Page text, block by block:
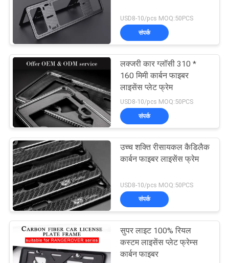
PRIVACY
POLICY
USD8-10/pcs MOQ:50PCS
संपर्क
लक्जरी कार ग्लॉसी 310 *
160 मिमी कार्बन फाइबर
लाइसेंस प्लेट फ्रेम
USD8-10/pcs MOQ:50PCS
संपर्क
उच्च शक्ति रीसायकल कैडिलैक
कार्बन फाइबर लाइसेंस फ्रेम
USD8-10/pcs MOQ:50PCS
संपर्क
सुपर लाइट 100% रियल
कस्टम लाइसेंस प्लेट फ्रेम्स
कार्बन फाइबर